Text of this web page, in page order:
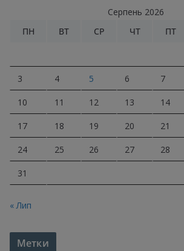
Серпень 2026
ПН
ВТ СР ЧТ ПТ
3 4 5 6 7
10 11 12 13 14
17 18 19 20 21
24 25 26 27 28
31
« Лип
Метки